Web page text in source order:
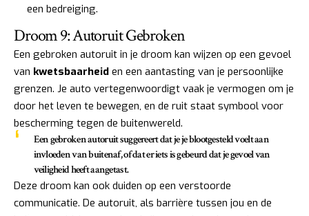
een bedreiging.
Droom 9: Autoruit Gebroken
Een gebroken autoruit in je droom kan wijzen op een gevoel
van kwetsbaarheid en een aantasting van je persoonlijke
grenzen. Je auto vertegenwoordigt vaak je vermogen om je
door het leven te bewegen, en de ruit staat symbool voor
bescherming tegen de buitenwereld.
Een gebroken autoruit suggereert dat je je blootgesteld voelt aan
invloeden van buitenaf, of dat er iets is gebeurd dat je gevoel van
veiligheid heeft aangetast.
Deze droom kan ook duiden op een verstoorde
communicatie. De autoruit, als barrière tussen jou en de